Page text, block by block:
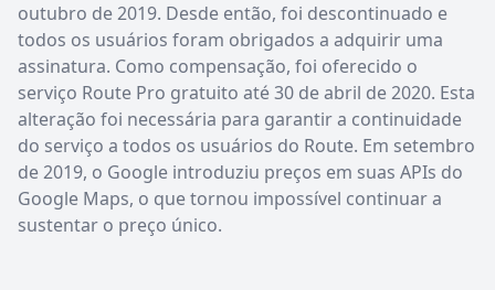
outubro de 2019. Desde então, foi descontinuado e
todos os usuários foram obrigados a adquirir uma
assinatura. Como compensação, foi oferecido o
serviço Route Pro gratuito até 30 de abril de 2020. Esta
alteração foi necessária para garantir a continuidade
do serviço a todos os usuários do Route. Em setembro
de 2019, o Google introduziu preços em suas APIs do
Google Maps, o que tornou impossível continuar a
sustentar o preço único.